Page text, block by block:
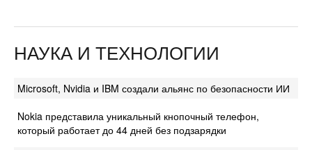
НАУКА И ТЕХНОЛОГИИ
Microsoft, Nvidia и IBM создали альянс по безопасности ИИ
Nokia представила уникальный кнопочный телефон,
который работает до 44 дней без подзарядки